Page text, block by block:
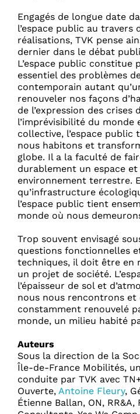
Engagés de longue date
l’espace public au travers
réalisations, TVK pense
dernier dans le débat
L’espace public
essentiel des problèmes
contemporain autant
renouveler nos façons
de l’expression des crises
l’imprévisibilité du monde
collective, l’espace
nous habitons et
globe. Il a la faculté de
durablement un espace
environnement terrestre.
qu’infrastructure
l’espace public tient
monde où nous
Trop souvent envisagé
questions fonctionnelles
techniques, il doit être en
un projet de société.
l’épaisseur de sol et
nous nous rencontrons et
constamment renouvelé
monde, un milieu habité
Auteurs
Sous la direction de la
Île-de-France Mobilités,
conduite par TVK avec
Ouverte, Antoine Fleury,
Étienne Ballan, ON,